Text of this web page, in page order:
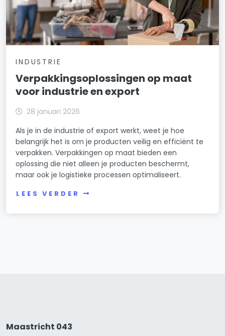
INDUSTRIE
Verpakkingsoplossingen op maat
voor industrie en export
28 januari 2026
Als je in de industrie of export werkt, weet je hoe
belangrijk het is om je producten veilig en efficiënt te
verpakken. Verpakkingen op maat bieden een
oplossing die niet alleen je producten beschermt,
maar ook je logistieke processen optimaliseert.
LEES VERDER
Maastricht 043